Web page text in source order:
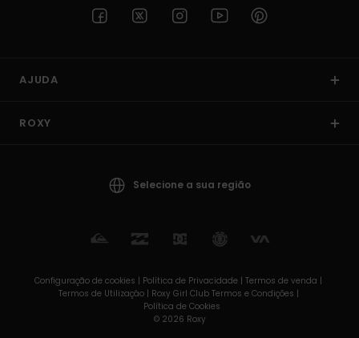
AJUDA
ROXY
Selecione a sua região
Configuração de cookies | Política de Privacidade | Termos de venda |
Termos de Utilizaçâo | Roxy Girl Club Termos e Condições |
Política de Cookies
© 2026 Roxy